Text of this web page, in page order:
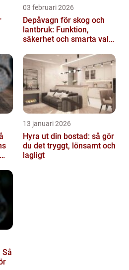
03 februari 2026
Depåvagn för skog och
lantbruk: Funktion,
säkerhet och smarta val
13 januari 2026
Hyra ut din bostad: så gör
du det tryggt, lönsamt och
lagligt
Så